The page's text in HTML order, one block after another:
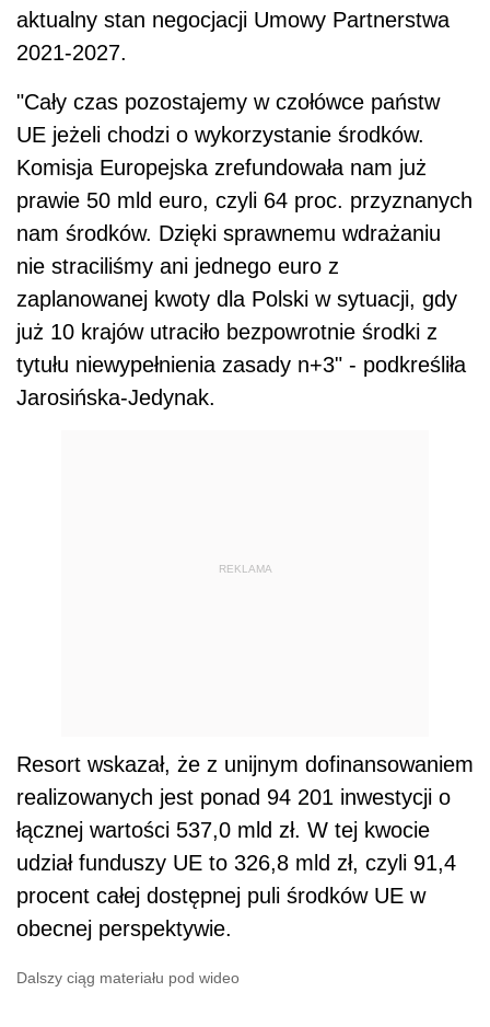
aktualny stan negocjacji Umowy Partnerstwa
2021-2027.
"Cały czas pozostajemy w czołówce państw
UE jeżeli chodzi o wykorzystanie środków.
Komisja Europejska zrefundowała nam już
prawie 50 mld euro, czyli 64 proc. przyznanych
nam środków. Dzięki sprawnemu wdrażaniu
nie straciliśmy ani jednego euro z
zaplanowanej kwoty dla Polski w sytuacji, gdy
już 10 krajów utraciło bezpowrotnie środki z
tytułu niewypełnienia zasady n+3" - podkreśliła
Jarosińska-Jedynak.
REKLAMA
Resort wskazał, że z unijnym dofinansowaniem
realizowanych jest ponad 94 201 inwestycji o
łącznej wartości 537,0 mld zł. W tej kwocie
udział funduszy UE to 326,8 mld zł, czyli 91,4
procent całej dostępnej puli środków UE w
obecnej perspektywie.
Dalszy ciąg materiału pod wideo